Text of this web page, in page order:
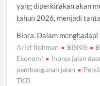
yang diperkirakan akan
tahun 2026, menjadi
Blora. Dalam menghadapi
Arief Rohman BISNIS
Ekonomi
Inpres jalan
pembangunan jalan
TKD